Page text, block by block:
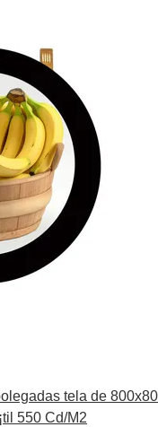
tela de
550 Cd/M2